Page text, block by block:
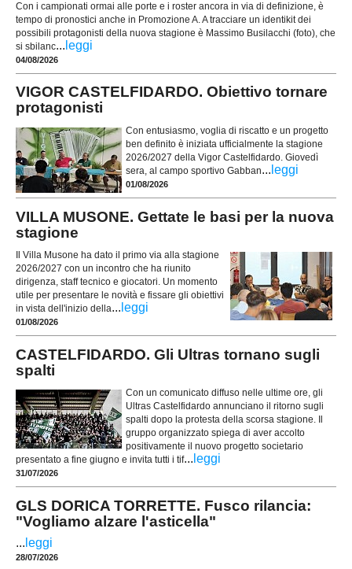
Con i campionati ormai alle porte e i roster ancora in via di definizione, è
tempo di pronostici anche in Promozione A. A tracciare un identikit dei
possibili protagonisti della nuova stagione è Massimo Busilacchi (foto), che
si sbilanc... leggi
04/08/2026
VIGOR CASTELFIDARDO. Obiettivo tornare
protagonisti
Con entusiasmo, voglia di riscatto e un progetto
ben definito è iniziata ufficialmente la stagione
2026/2027 della Vigor Castelfidardo. Giovedì
sera, al campo sportivo Gabban... leggi
01/08/2026
VILLA MUSONE. Gettate le basi per la nuova
stagione
Il Villa Musone ha dato il primo via alla stagione
2026/2027 con un incontro che ha riunito
dirigenza, staff tecnico e giocatori. Un momento
utile per presentare le novità e fissare gli obiettivi
in vista dell'inizio della... leggi
01/08/2026
CASTELFIDARDO. Gli Ultras tornano sugli
spalti
Con un comunicato diffuso nelle ultime ore, gli
Ultras Castelfidardo annunciano il ritorno sugli
spalti dopo la protesta della scorsa stagione. Il
gruppo organizzato spiega di aver accolto
positivamente il nuovo progetto societario
presentato a fine giugno e invita tutti i tif... leggi
31/07/2026
GLS DORICA TORRETTE. Fusco rilancia:
"Vogliamo alzare l'asticella"
... leggi
28/07/2026